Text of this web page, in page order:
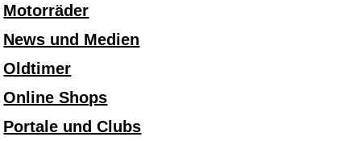
Motorräder
News und Medien
Oldtimer
Online Shops
Portale und Clubs